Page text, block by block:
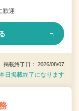
歓迎
載終了日： 2026/08/07
日掲載終了になります